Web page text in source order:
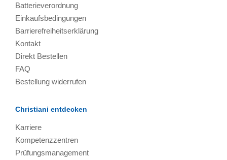
Batterieverordnung
Einkaufsbedingungen
Barrierefreiheitserklärung
Kontakt
Direkt Bestellen
FAQ
Bestellung widerrufen
Christiani entdecken
Karriere
Kompetenzzentren
Prüfungsmanagement